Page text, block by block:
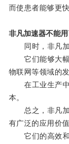
而使患者能够更
非凡加速器不能用
同时，非凡加
它们能够大幅
物联网等领域的发
在工业生产中
本。
总之，非凡加
有广泛的应用价值
它们的高效和